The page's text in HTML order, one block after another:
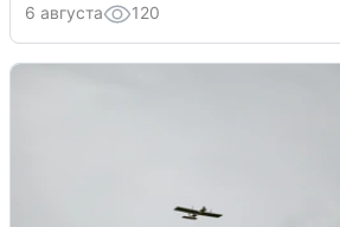
6 августа 120